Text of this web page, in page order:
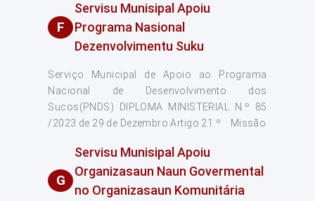
F
Servisu Munisipal Apoiu
Programa Nasional
Dezenvolvimentu Suku
Serviço Municipal de Apoio ao Programa
Nacional de Desenvolvimento dos
Sucos(PNDS) DIPLOMA MINISTERIAL N.º 85
/2023 de 29 de Dezembro Artigo 21.º Missão
G
Servisu Munisipal Apoiu
Organizasaun Naun Govermental
no Organizasaun Komunitária